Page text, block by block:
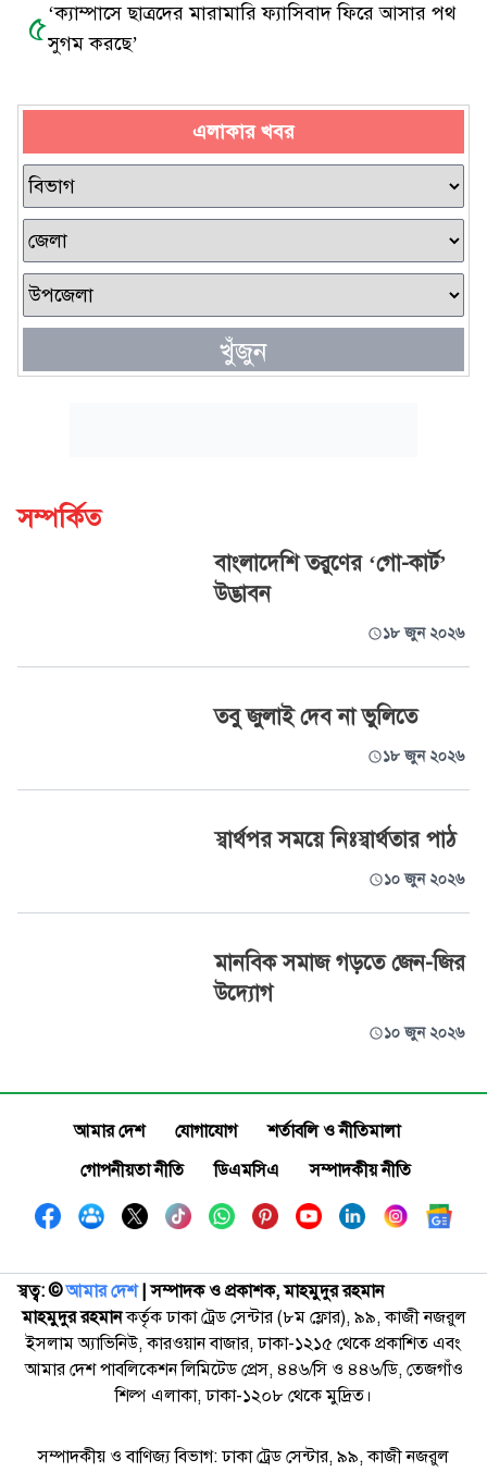
৫‘ক্যাম্পাসে ছাত্রদের মারামারি ফ্যাসিবাদ ফিরে আসার পথ
সুগম করছে’
এলাকার খবর
খুঁজুন
সম্পর্কিত
বাংলাদেশি তরুণের ‘গো-কার্ট’
উদ্ভাবন
১৮ জুন ২০২৬
তবু জুলাই দেব না ভুলিতে
১৮ জুন ২০২৬
স্বার্থপর সময়ে নিঃস্বার্থতার পাঠ
১০ জুন ২০২৬
মানবিক সমাজ গড়তে জেন-জির
উদ্যোগ
১০ জুন ২০২৬
আমার দেশ যোগাযোগ
শর্তাবলি ও নীতিমালা
গোপনীয়তা নীতি
ডিএমসিএ সম্পাদকীয় নীতি
স্বত্ব: ©️আমার দেশ| সম্পাদক ও প্রকাশক, মাহমুদুর রহমান
মাহমুদুর রহমানকর্তৃক ঢাকা ট্রেড সেন্টার (৮ম ফ্লোর), ৯৯, কাজী নজরুল
ইসলাম অ্যাভিনিউ, কারওয়ান বাজার, ঢাকা-১২১৫ থেকে প্রকাশিত এবং
আমার দেশ পাবলিকেশন লিমিটেড প্রেস, ৪৪৬/সি ও ৪৪৬/ডি, তেজগাঁও
শিল্প এলাকা, ঢাকা-১২০৮ থেকে মুদ্রিত।
সম্পাদকীয় ও বাণিজ্য বিভাগ: ঢাকা ট্রেড সেন্টার, ৯৯, কাজী নজরুল